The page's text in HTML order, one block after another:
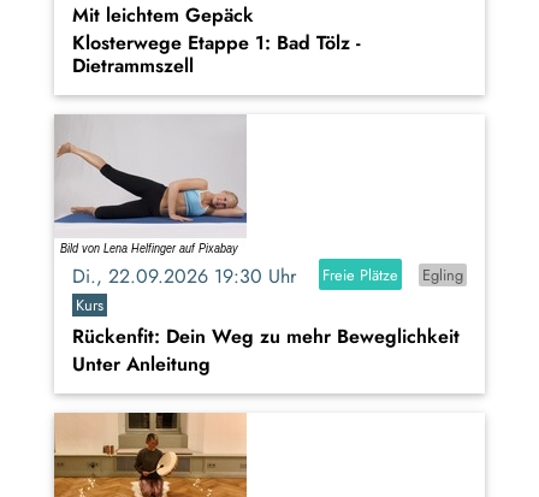
Mit leichtem Gepäck
Klosterwege Etappe 1: Bad Tölz -
Dietrammszell
Di., 22.09.2026 19:30 Uhr Freie Plätze
Egling
Kurs
Rückenfit: Dein Weg zu mehr Beweglichkeit
Unter Anleitung